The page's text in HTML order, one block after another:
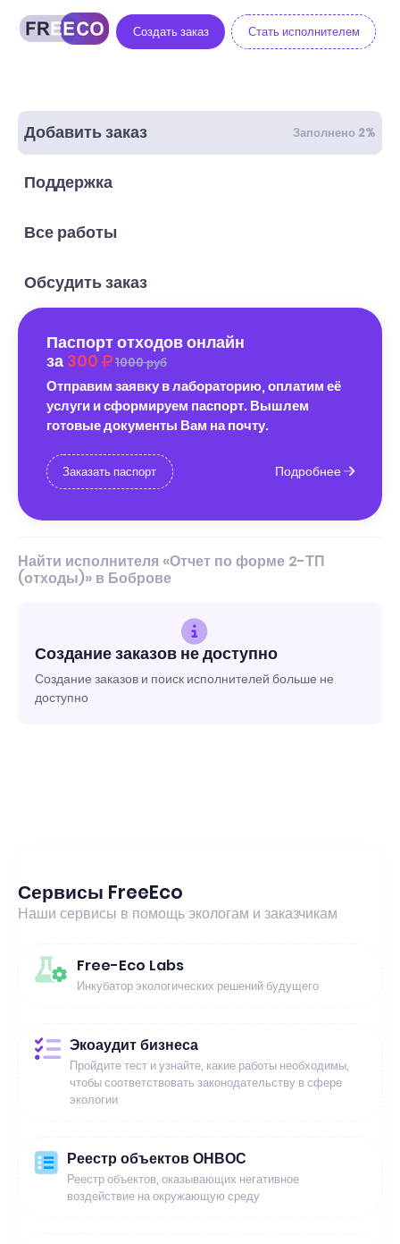
Создать заказ Стать исполнителем
Добавить заказ Заполнено 2%
Поддержка
Все работы
Обсудить заказ
Паспорт отходов онлайн
за 300 1000 руб
Отправим заявку в лабораторию, оплатим её
услуги и сформируем паспорт. Вышлем
готовые документы Вам на почту.
Заказать паспорт Подробнее
Найти исполнителя «Отчет по форме 2-ТП
(отходы)» в Боброве
Создание заказов не доступно
Создание заказов и поиск исполнителей больше не
доступно
Сервисы FreeEco
Наши сервисы в помощь экологам и заказчикам
Free-Eco Labs
Инкубатор экологических решений будущего
Экоаудит бизнеса
Пройдите тест и узнайте, какие работы необходимы,
чтобы соответствовать законодательству в сфере
экологии
Реестр объектов ОНВОС
Реестр объектов, оказывающих негативное
воздействие на окружающую среду